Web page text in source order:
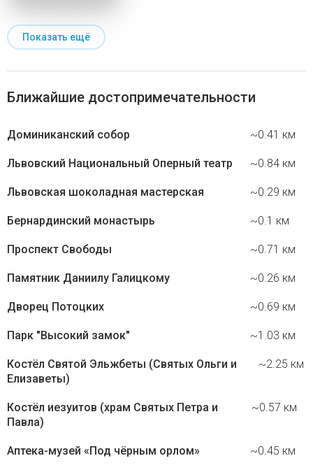
Показать ещё
Ближайшие достопримечательности
Доминиканский собор ~0.41 км
Львовский Национальный Оперный театр ~0.84 км
Львовская шоколадная мастерская ~0.29 км
Бернардинский монастырь ~0.1 км
Проспект Свободы ~0.71 км
Памятник Даниилу Галицкому ~0.26 км
Дворец Потоцких ~0.69 км
Парк "Высокий замок" ~1.03 км
Костёл Святой Эльжбеты (Святых Ольги и
Елизаветы)
~2.25 км
Костёл иезуитов (храм Святых Петра и
Павла)
~0.57 км
Аптека-музей «Под чёрным орлом» ~0.45 км